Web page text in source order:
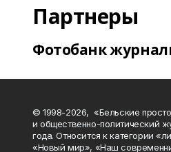
Партнеры
Фотобанк
© 1998-2026, «Бельские
и общественно-политический
года. Относится к категории
«Новый мир», «Наш